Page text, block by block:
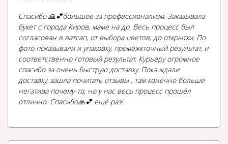
Спасибо 🙏💕большое за профессионализм. Заказывала
букет с города Киров, маме на др. Весь процесс был
согласован в ватсап, от выбора цветов, до открытки. По
фото показывали и упаковку, промежкточный результат, и
соответственно готовый результат. Курьеру огромное
спасибо за очень быструю доставку. Пока ждали
доставку, зашла почитать отзывы , там конечно больше
негатива почему-то, но у нас весь процесс прошёл
отлично. Спасибо🙏💕 ещё раз!